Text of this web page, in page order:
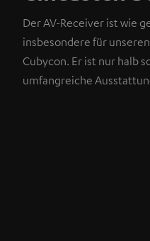
Der AV-Receiver ist wie
insbesondere für
Cubycon. Er ist nur halb
umfangreiche